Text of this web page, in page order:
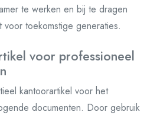
te werken en bij te dragen
toekomstige generaties.
voor professioneel
kantoorartikel voor het
documenten. Door gebruik